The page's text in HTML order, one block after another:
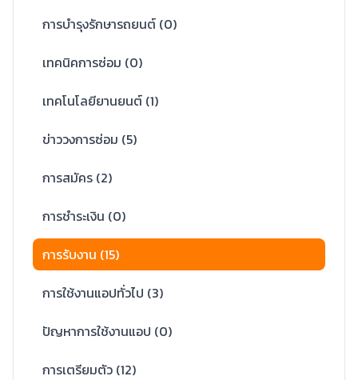
การบำรุงรักษารถยนต์ (0)
เทคนิคการซ่อม (0)
เทคโนโลยียานยนต์ (1)
ข่าววงการซ่อม (5)
การสมัคร (2)
การชำระเงิน (0)
การรับงาน (15)
การใช้งานแอปทั่วไป (3)
ปัญหาการใช้งานแอป (0)
การเตรียมตัว (12)